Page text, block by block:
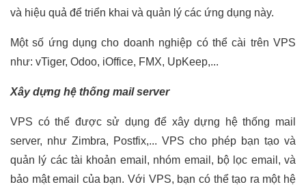
và hiệu quả để triển khai và quản lý các ứng dụng này.
Một số ứng dụng cho doanh nghiệp có thể cài trên VPS
như: vTiger, Odoo, iOffice, FMX, UpKeep,...
Xây dựng hệ thống mail server
VPS có thể được sử dụng để xây dựng hệ thống mail
server, như Zimbra, Postfix,... VPS cho phép bạn tạo và
quản lý các tài khoản email, nhóm email, bộ lọc email, và
bảo mật email của bạn. Với VPS, bạn có thể tạo ra một hệ